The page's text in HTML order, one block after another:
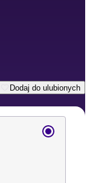
Dodaj do ulubionych